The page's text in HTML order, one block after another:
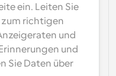
ein. Leiten Sie
zum richtigen
und
und
Sie Daten über